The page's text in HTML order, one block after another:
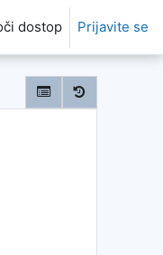
dostop Prijavite se